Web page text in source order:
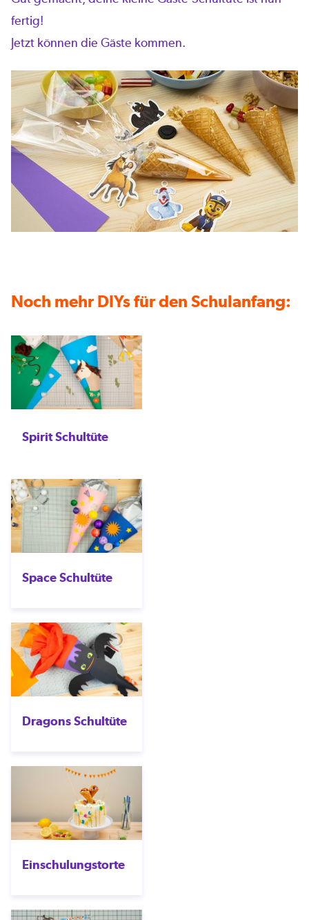
fertig!
Jetzt können die Gäste kommen.
Noch mehr DIYs für den Schulanfang:
Spirit Schultüte
Space Schultüte
Dragons Schultüte
Einschulungstorte